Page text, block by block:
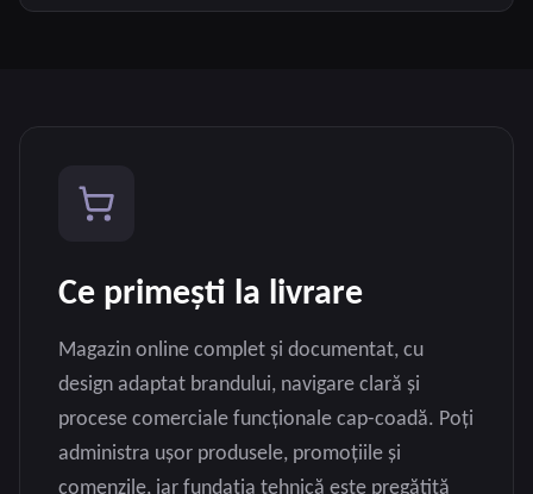
Ce primești la livrare
Magazin online complet și documentat, cu
design adaptat brandului, navigare clară și
procese comerciale funcționale cap-coadă. Poți
administra ușor produsele, promoțiile și
comenzile, iar fundația tehnică este pregătită